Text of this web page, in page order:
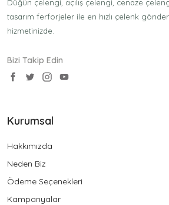
Düğün çelengi, açılış çelengi, cenaze
tasarım ferforjeler ile en hızlı çelenk
hizmetinizde.
Bizi Takip Edin
Kurumsal
Hakkımızda
Neden Biz
Ödeme Seçenekleri
Kampanyalar